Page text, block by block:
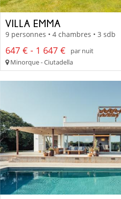
VILLA EMMA
9 personnes • 4 chambres • 3 sdb
647 € - 1 647 €
par nuit
Minorque - Ciutadella